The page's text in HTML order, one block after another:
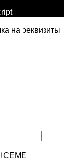
на реквизиты
CEME